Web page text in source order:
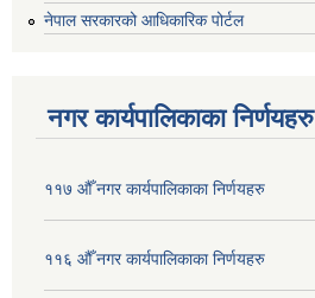
नेपाल सरकारको आधिकारिक पोर्टल
नगर कार्यपालिकाका निर्णयहरु
११७ औँ नगर कार्यपालिकाका निर्णयहरु
११६ औँ नगर कार्यपालिकाका निर्णयहरु